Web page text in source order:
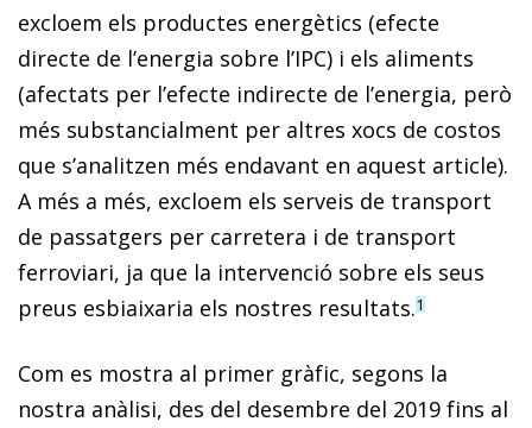
excloem els productes energètics (efecte
directe de l’energia sobre l’IPC) i els aliments
(afectats per l’efecte indirecte de l’energia, però
més substancialment per altres xocs de costos
que s’analitzen més endavant en aquest article).
A més a més, excloem els serveis de transport
de passatgers per carretera i de transport
ferroviari, ja que la intervenció sobre els seus
preus esbiaixaria els nostres resultats.1
Com es mostra al primer gràfic, segons la
nostra anàlisi, des del desembre del 2019 fins al